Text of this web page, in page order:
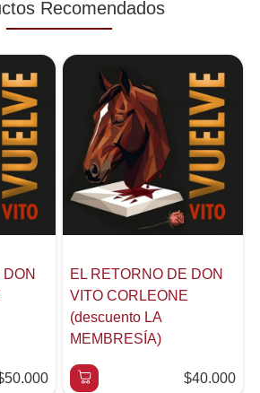
Recomendados
EL RETORNO DE DON
VITO CORLEONE
(descuento LA
MEMBRESÍA)
$40.000